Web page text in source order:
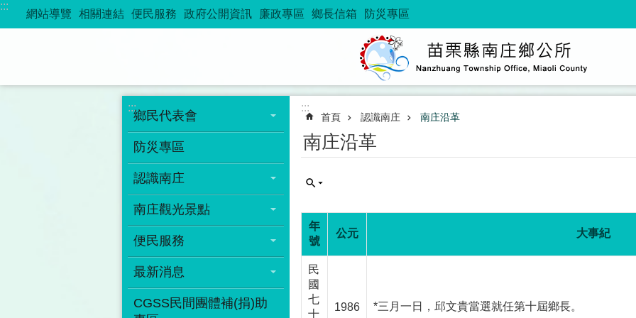
跳到主要內容區塊
:::
網站導覽 相關連結 便民服務 政府公開資訊 廉政專區 鄉長信箱 防災專區
:::
鄉民代表會
防災專區
認識南庄
南庄觀光景點
便民服務
最新消息
CGSS民間團體補(捐)助
:::
首頁 認識南庄 南庄沿革
南庄沿革
年
號
公元 大事紀
民
國
七
十
1986 *三月一日，邱文貴當選就任第十屆鄉長。